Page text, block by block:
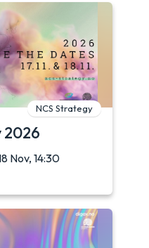
NCS Strategy
2026
Nov, 14:30